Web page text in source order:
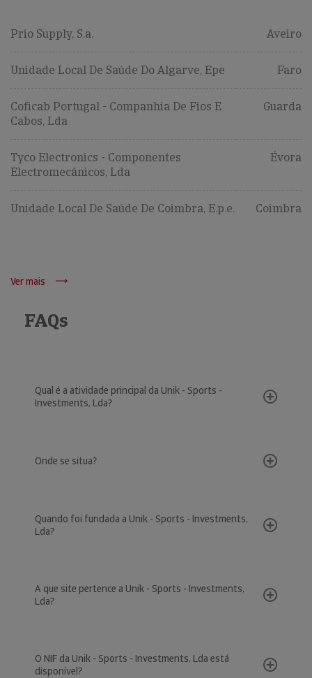
Prio Supply, S.a. Aveiro
Unidade Local De Saúde Do Algarve, Epe Faro
Coficab Portugal - Companhia De Fios E
Cabos, Lda
Guarda
Tyco Electronics - Componentes
Electromecânicos, Lda
Évora
Unidade Local De Saúde De Coimbra, E.p.e. Coimbra
Ver mais
FAQs
Qual é a atividade principal da Unik - Sports -
Investments, Lda?
Onde se situa?
Quando foi fundada a Unik - Sports - Investments,
Lda?
A que site pertence a Unik - Sports - Investments,
Lda?
O NIF da Unik - Sports - Investments, Lda está
disponível?